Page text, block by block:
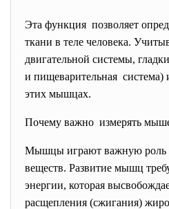
Эта функция позволяет
ткани в теле человека.
двигательной системы,
и пищеварительная система)
этих мышцах.
Почему важно измерять
Мышцы играют важную роль
веществ. Развитие мышц
энергии, которая
расщепления (сжигания)